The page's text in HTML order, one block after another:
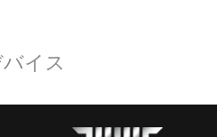
イス